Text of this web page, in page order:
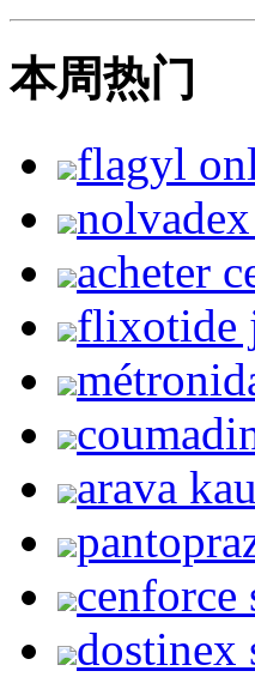
本周热门
flagyl
acheter
flixotide
arava
cenforce
dostinex